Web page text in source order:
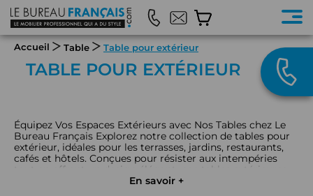
Accueil Table Table pour extérieur
TABLE POUR EXTÉRIEUR
Équipez Vos Espaces Extérieurs avec Nos Tables chez Le
Bureau Français Explorez notre collection de tables pour
extérieur, idéales pour les terrasses, jardins, restaurants,
cafés et hôtels. Conçues pour résister aux intempéries
tout en offrant un design élégant, nos tables extérieures
allient durabilité et esthétique. Disponibles en diverses
En savoir +